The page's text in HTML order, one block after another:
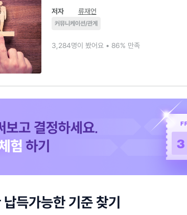
저자 류재언
커뮤니케이션/관계
3,284명이 봤어요 • 86% 만족
득가능한 기준 찾기